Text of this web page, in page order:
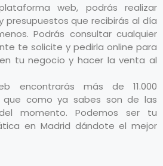
web, podrás realizar
presupuestos que recibirás al día
Podrás consultar cualquier
te solicite y pedirla online para
tu negocio y hacer la venta al
encontrarás más de 11.000
que como ya sabes son de las
momento. Podemos ser tu
en Madrid dándote el mejor